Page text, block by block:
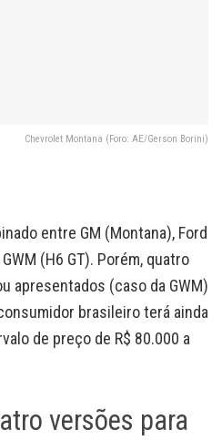
Chevrolet Montana (Foro: AE/Gerson Borini)
entre GM (Montana), Ford
(H6 GT). Porém, quatro
apresentados (caso da GWM)
brasileiro terá ainda
de preço de R$ 80.000 a
versões para